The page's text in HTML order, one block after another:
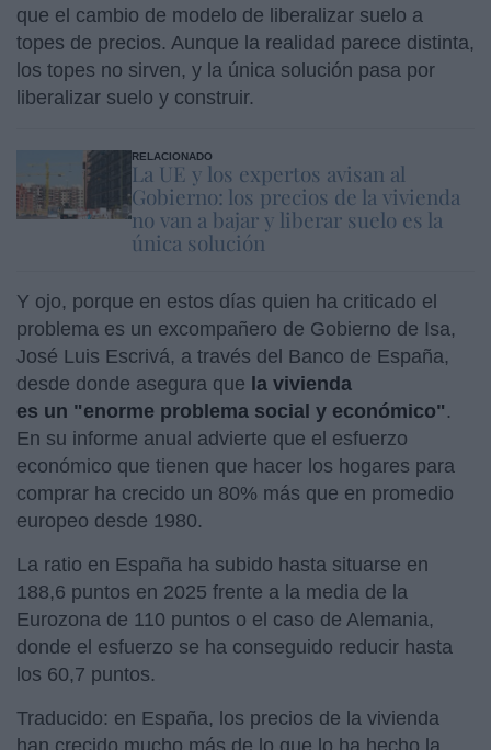
que el cambio de modelo de liberalizar suelo a
topes de precios. Aunque la realidad parece distinta,
los topes no sirven, y la única solución pasa por
liberalizar suelo y construir.
RELACIONADO
La UE y los expertos avisan al
Gobierno: los precios de la vivienda
no van a bajar y liberar suelo es la
única solución
Y ojo, porque en estos días quien ha criticado el
problema es un excompañero de Gobierno de Isa,
José Luis Escrivá, a través del Banco de España,
desde donde asegura que la vivienda
es un "enorme problema social y económico" .
En su informe anual advierte que el esfuerzo
económico que tienen que hacer los hogares para
comprar ha crecido un 80% más que en promedio
europeo desde 1980.
La ratio en España ha subido hasta situarse en
188,6 puntos en 2025 frente a la media de la
Eurozona de 110 puntos o el caso de Alemania,
donde el esfuerzo se ha conseguido reducir hasta
los 60,7 puntos.
Traducido: en España, los precios de la vivienda
han crecido mucho más de lo que lo ha hecho la